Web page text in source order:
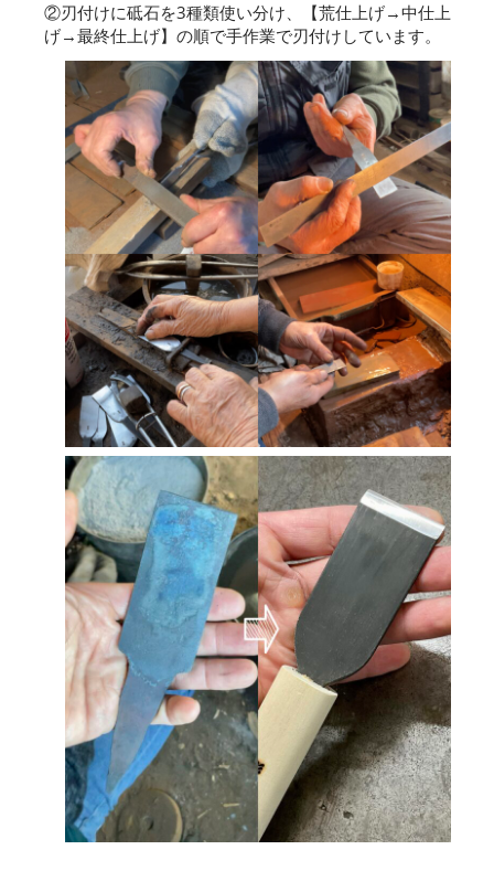
②刃付けに砥石を3種類使い分け、【荒仕上げ→中仕上
げ→最終仕上げ】の順で手作業で刃付けしています。